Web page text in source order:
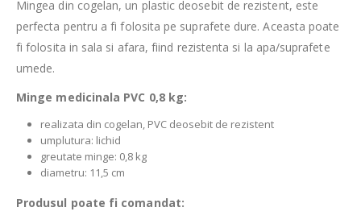
Mingea din cogelan, un plastic deosebit de rezistent, este
perfecta pentru a fi folosita pe suprafete dure. Aceasta poate
fi folosita in sala si afara, fiind rezistenta si la apa/suprafete
umede.
Minge medicinala PVC 0,8 kg:
realizata din cogelan, PVC deosebit de rezistent
umplutura: lichid
greutate minge: 0,8 kg
diametru: 11,5 cm
Produsul poate fi comandat: